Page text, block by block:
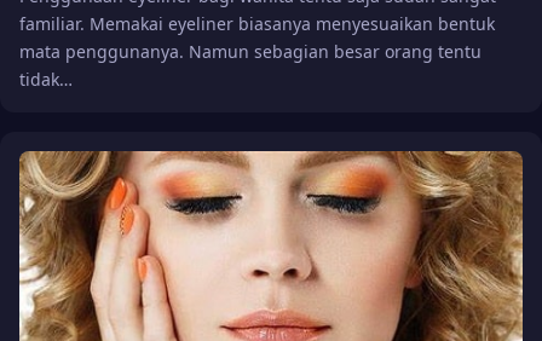
familiar. Memakai eyeliner biasanya menyesuaikan bentuk
mata penggunanya. Namun sebagian besar orang tentu
tidak…